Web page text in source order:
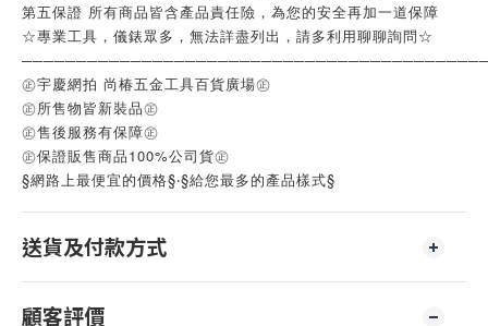
第五保證 所有商品皆含產品責任險，為您的安全再加一道保障
☆專業工具，儀錶眾多，無法詳盡列出，請多利用聊聊詢問☆
㊣宇慶網拍 尚椿五金工具百貨廣場㊣
㊣所售物皆新裝品㊣
㊣售後服務有保障㊣
㊣保證販售商品100%公司貨㊣
§網路上最便宜的價格§‧§給您最多的產品樣式§
送貨及付款方式
顧客評價